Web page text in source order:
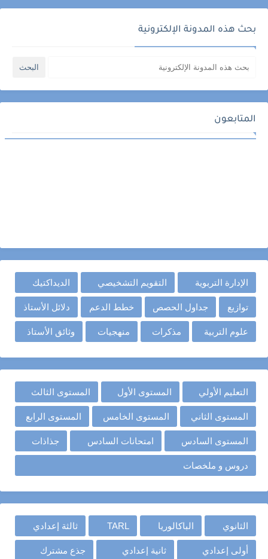
بحث هذه المدونة الإلكترونية
المتابعون
الإدارة التربوية التقويم التشخيصي الديداكتيك
توازيع جداول الحصص خطط الدعم دلائل الأستاذ
علوم التربية مذكرات منهجيات وثائق الأستاذ
التعليم الأولي المستوى الأول المستوى الثالث
المستوى الثاني المستوى الخامس المستوى الرابع
المستوى السادس امتحانات السادس جذاذات
دروس و ملخصات
الثانوي الباكالوريا TARL ثالثة إعدادي
أولى إعدادي ثانية إعدادي جذع مشترك